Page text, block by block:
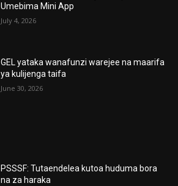
Umebima Mini App
July 4, 2026
GEL yataka wanafunzi warejee na maarifa
ya kulijenga taifa
June 30, 2026
PSSSF: Tutaendelea kutoa huduma bora
na za haraka